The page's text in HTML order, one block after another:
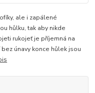
ale i zapálené
hůlku, tak aby nikde
rukojeť je příjemná na
únavy konce hůlek jsou